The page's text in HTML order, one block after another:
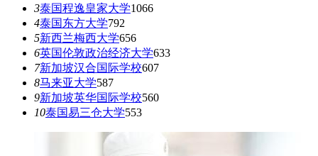
3泰国程逸皇家大学1066
4泰国东方大学792
5新西兰梅西大学656
6英国伦敦政治经济大学633
7新加坡汉合国际学校607
8马来亚大学587
9新加坡英华国际学校560
10​泰国易三仓大学553